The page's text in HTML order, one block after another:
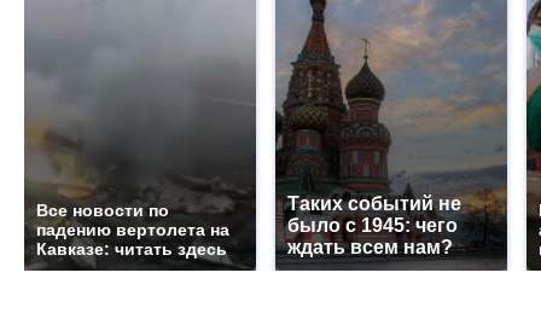
Все новости по
падению вертолета на
Кавказе: читать здесь
Таких событий не
было с 1945: чего
ждать всем нам?